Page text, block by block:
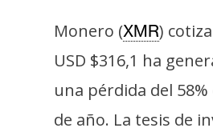
R
e
u
Monero (XMR)
USD $316,1 ha
una pérdida del
de año. La tesis de